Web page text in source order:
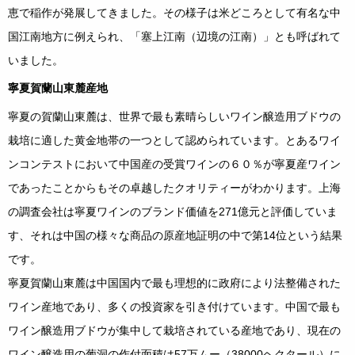
恵で稲作が発展してきました。その様子は米どころとして有名な中
国江南地方に例えられ、「塞上江南（辺境の江南）」とも呼ばれて
いました。
寧夏賀蘭山東麓産地
寧夏の賀蘭山東麓は、世界で最も素晴らしいワイン醸造用ブドウの
栽培に適した黄金地帯の一つとして認められています。とあるワイ
ンコンテストにおいて中国産の受賞ワインの６０％が寧夏産ワイン
であったことからもその卓越したクオリティーがわかります。上海
の調査会社は寧夏ワインのブランド価値を271億元と評価していま
す、それは中国の様々な商品の原産地証明の中で第14位という結果
です。
寧夏賀蘭山東麓は中国国内で最も理想的に政府により法整備された
ワイン産地であり、多くの投資家を引き付けています。中国で最も
ワイン醸造用ブドウが集中して栽培されている産地であり、現在の